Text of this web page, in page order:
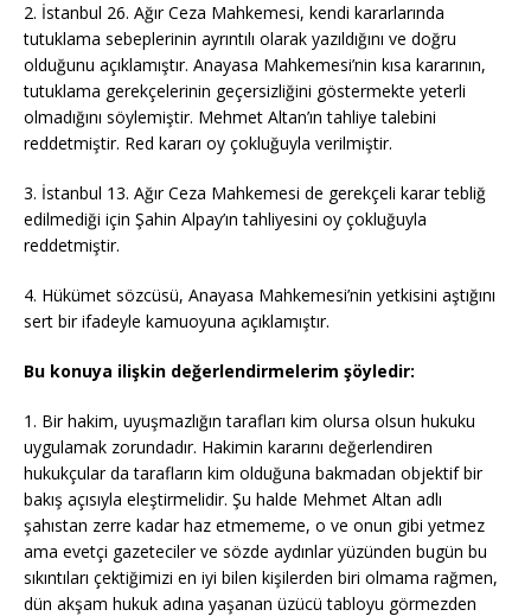
2. İstanbul 26. Ağır Ceza Mahkemesi, kendi kararlarında
tutuklama sebeplerinin ayrıntılı olarak yazıldığını ve doğru
olduğunu açıklamıştır. Anayasa Mahkemesi’nin kısa kararının,
tutuklama gerekçelerinin geçersizliğini göstermekte yeterli
olmadığını söylemiştir. Mehmet Altan’ın tahliye talebini
reddetmiştir. Red kararı oy çokluğuyla verilmiştir.
3. İstanbul 13. Ağır Ceza Mahkemesi de gerekçeli karar tebliğ
edilmediği için Şahin Alpay’ın tahliyesini oy çokluğuyla
reddetmiştir.
4. Hükümet sözcüsü, Anayasa Mahkemesi’nin yetkisini aştığını
sert bir ifadeyle kamuoyuna açıklamıştır.
Bu konuya ilişkin değerlendirmelerim şöyledir:
1. Bir hakim, uyuşmazlığın tarafları kim olursa olsun hukuku
uygulamak zorundadır. Hakimin kararını değerlendiren
hukukçular da tarafların kim olduğuna bakmadan objektif bir
bakış açısıyla eleştirmelidir. Şu halde Mehmet Altan adlı
şahıstan zerre kadar haz etmememe, o ve onun gibi yetmez
ama evetçi gazeteciler ve sözde aydınlar yüzünden bugün bu
sıkıntıları çektiğimizi en iyi bilen kişilerden biri olmama rağmen,
dün akşam hukuk adına yaşanan üzücü tabloyu görmezden